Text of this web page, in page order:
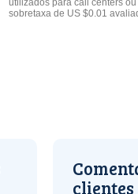
utilizados para call centers
sobretaxa de US $0.01
clientes